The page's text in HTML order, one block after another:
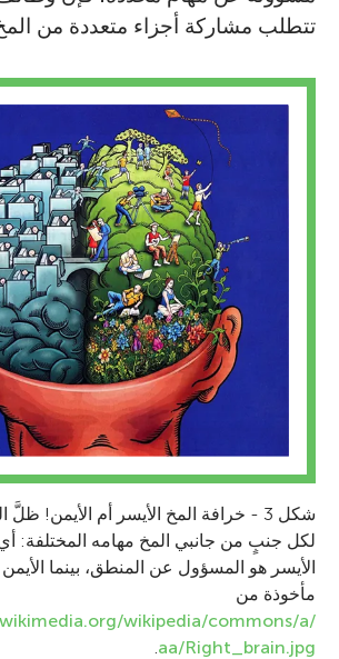
تتطلب مشاركة أجزاء متعددة من
شكل 3 - خرافة المخ الأيسر أم الأيمن!
لكل جنبٍ من جانبي المخ مهامه المختلفة:
الأيسر هو المسؤول عن المنطق، بينما الأيمن
مأخوذة من
wikipedia/commons/a/
aa/Right_brain.jpg